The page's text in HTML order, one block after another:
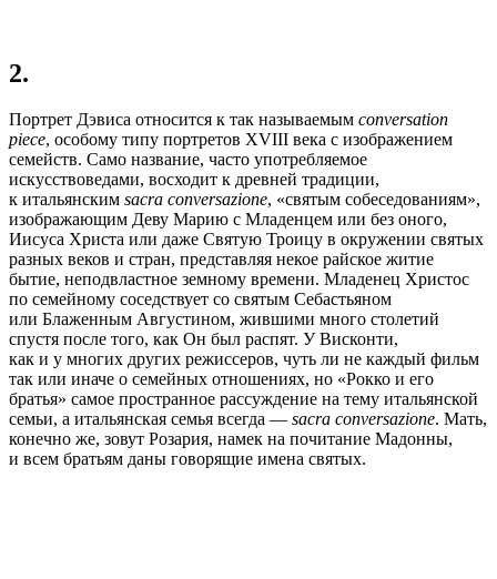
2.
Портрет Дэвиса относится к так называемым conversation
piece, особому типу портретов XVIII века с изображением
семейств. Само название, часто употребляемое
искусствоведами, восходит к древней традиции,
к итальянским sacra conversazione, «святым собеседованиям»,
изображающим Деву Марию с Младенцем или без оного,
Иисуса Христа или даже Святую Троицу в окружении святых
разных веков и стран, представляя некое райское житие
бытие, неподвластное земному времени. Младенец Христос
по семейному соседствует со святым Себастьяном
или Блаженным Августином, жившими много столетий
спустя после того, как Он был распят. У Висконти,
как и у многих других режиссеров, чуть ли не каждый фильм
так или иначе о семейных отношениях, но «Рокко и его
братья» самое пространное рассуждение на тему итальянской
семьи, а итальянская семья всегда — sacra conversazione. Мать,
конечно же, зовут Розария, намек на почитание Мадонны,
и всем братьям даны говорящие имена святых.